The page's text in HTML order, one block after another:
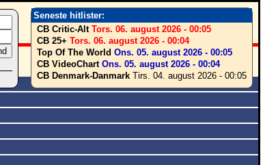
Seneste hitlister:
CB Critic-Alt Tors. 06. august 2026 - 00:05
CB 25+ Tors. 06. august 2026 - 00:04
Top Of The World Ons. 05. august 2026 - 00:05
CB VideoChart Ons. 05. august 2026 - 00:04
CB Denmark-Danmark Tirs. 04. august 2026 - 00:05